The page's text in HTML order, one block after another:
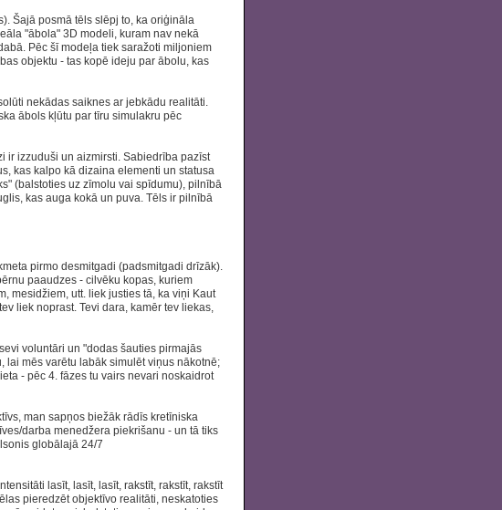
Šajā posmā tēls slēpj to, ka oriģināla
"ābola" 3D modeli, kuram nav nekā
Pēc šī modeļa tiek saražoti miljoniem
objektu - tas kopē ideju par ābolu, kas
nekādas saiknes ar jebkādu realitāti.
ābols kļūtu par tīru simulakru pēc
ir izzuduši un aizmirsti. Sabiedrība pazīst
kas kalpo kā dizaina elementi un statusa
(balstoties uz zīmolu vai spīdumu), pilnībā
kas auga kokā un puva. Tēls ir pilnībā
pirmo desmitgadi (padsmitgadi drīzāk).
paaudzes - cilvēku kopas, kuriem
mesidžiem, utt. liek justies tā, ka viņi Kaut
liek noprast. Tevi dara, kamēr tev liekas,
voluntāri un "dodas šauties pirmajās
lai mēs varētu labāk simulēt viņus nākotnē;
- pēc 4. fāzes tu vairs nevari noskaidrot
man sapņos biežāk rādīs kretīniska
darba menedžera piekrišanu - un tā tiks
globālajā 24/7
lasīt, lasīt, lasīt, rakstīt, rakstīt, rakstīt
pieredzēt objektīvo realitāti, neskatoties